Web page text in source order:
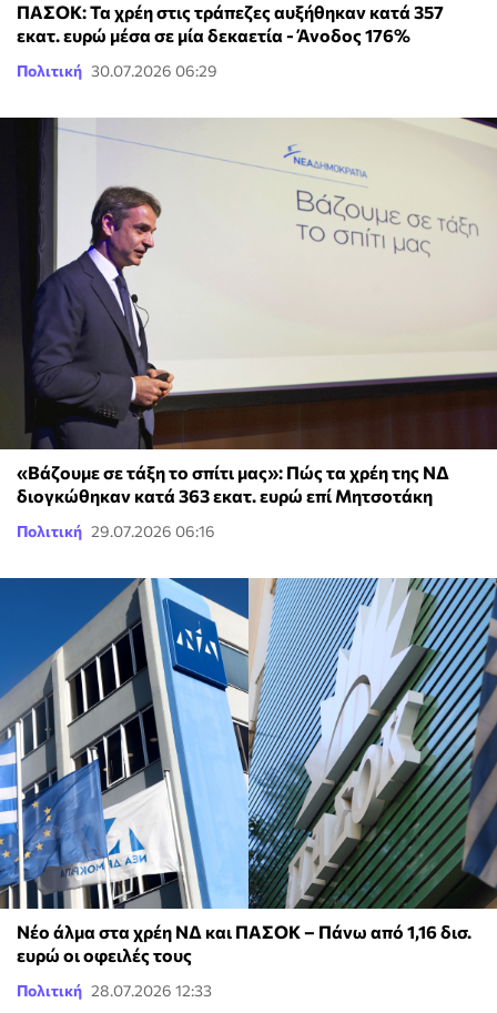
ΠΑΣΟΚ: Τα χρέη στις τράπεζες αυξήθηκαν κατά 357
εκατ. ευρώ μέσα σε μία δεκαετία - Άνοδος 176%
Πολιτική 30.07.2026 06:29
«Βάζουμε σε τάξη το σπίτι μας»: Πώς τα χρέη της ΝΔ
διογκώθηκαν κατά 363 εκατ. ευρώ επί Μητσοτάκη
Πολιτική 29.07.2026 06:16
Νέο άλμα στα χρέη ΝΔ και ΠΑΣΟΚ – Πάνω από 1,16 δισ.
ευρώ οι οφειλές τους
Πολιτική 28.07.2026 12:33